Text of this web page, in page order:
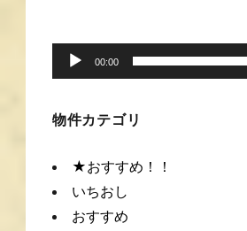
ヤ
ー
00:00
物件カテゴリ
★おすすめ！！
いちおし
おすすめ